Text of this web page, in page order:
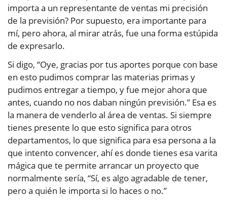
importa a un representante de ventas mi precisión
de la previsión? Por supuesto, era importante para
mí, pero ahora, al mirar atrás, fue una forma estúpida
de expresarlo.
Si digo, “Oye, gracias por tus aportes porque con base
en esto pudimos comprar las materias primas y
pudimos entregar a tiempo, y fue mejor ahora que
antes, cuando no nos daban ningún previsión.” Esa es
la manera de venderlo al área de ventas. Si siempre
tienes presente lo que esto significa para otros
departamentos, lo que significa para esa persona a la
que intento convencer, ahí es donde tienes esa varita
mágica que te permite arrancar un proyecto que
normalmente sería, “Sí, es algo agradable de tener,
pero a quién le importa si lo haces o no.”